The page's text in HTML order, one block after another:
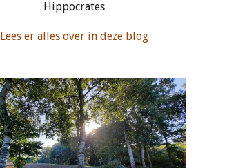
Hippocrates
Lees er alles over in deze blog